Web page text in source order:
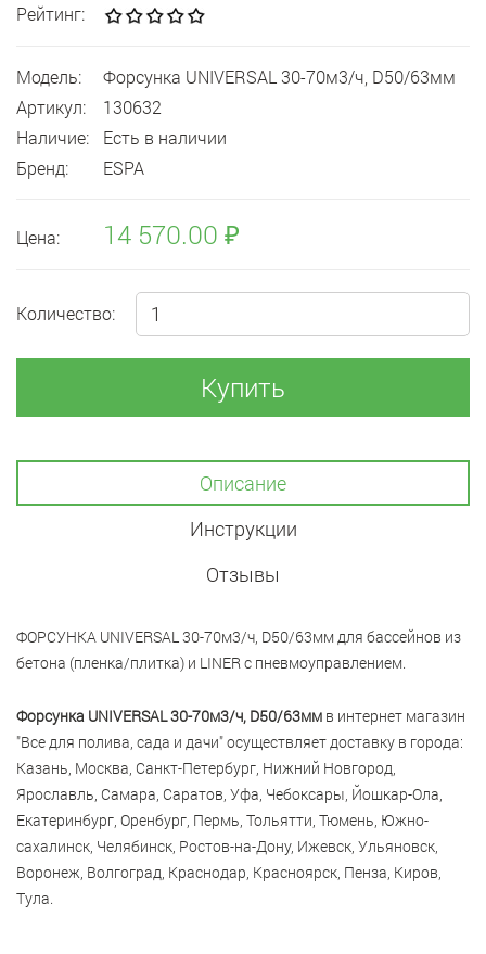
Рейтинг:
Модель:
Форсунка UNIVERSAL 30-70м3/ч, D50/63мм
Артикул:
130632
Наличие:
Есть в наличии
Бренд:
ESPA
Цена: 14 570.00 ₽
Количество:
Купить
Описание
Инструкции
Отзывы
ФОРСУНКА UNIVERSAL 30-70м3/ч, D50/63мм для бассейнов из
бетона (пленка/плитка) и LINER с пневмоуправлением.
Форсунка UNIVERSAL 30-70м3/ч, D50/63мм в интернет магазин
"Все для полива, сада и дачи" осуществляет доставку в города:
Казань, Москва, Санкт-Петербург, Нижний Новгород,
Ярославль, Самара, Саратов, Уфа, Чебоксары, Йошкар-Ола,
Екатеринбург, Оренбург, Пермь, Тольятти, Тюмень, Южно-
сахалинск, Челябинск, Ростов-на-Дону, Ижевск, Ульяновск,
Воронеж, Волгоград, Краснодар, Красноярск, Пенза, Киров,
Тула.